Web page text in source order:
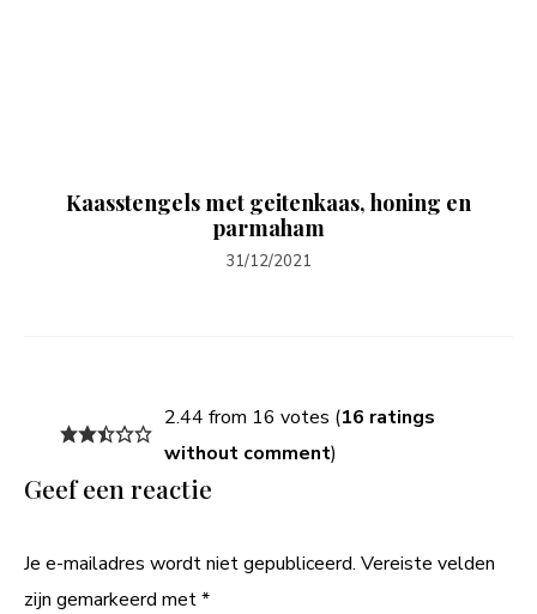
Kaasstengels met geitenkaas, honing en
parmaham
31/12/2021
2.44 from 16 votes (16 ratings
without comment)
Geef een reactie
Je e-mailadres wordt niet gepubliceerd. Vereiste velden
zijn gemarkeerd met*